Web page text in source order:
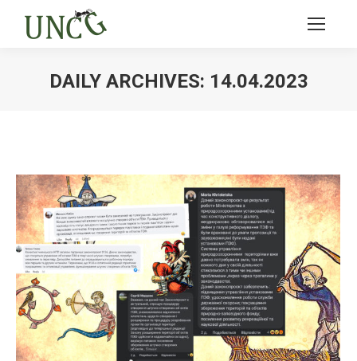
DAILY ARCHIVES: 14.04.2023